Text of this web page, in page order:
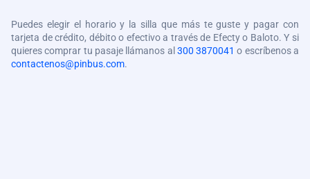
Puedes elegir el horario y la silla que más te guste y pagar con
tarjeta de crédito, débito o efectivo a través de Efecty o Baloto. Y si
quieres comprar tu pasaje llámanos al 300 3870041 o escríbenos a
contactenos@pinbus.com.